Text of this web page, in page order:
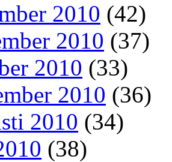
2010 (42)
2010 (37)
2010 (33)
2010 (36)
2010 (34)
(38)